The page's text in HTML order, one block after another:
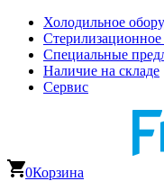
Холодильное
Специальные
Наличие на складе
Сервис
0Корзина